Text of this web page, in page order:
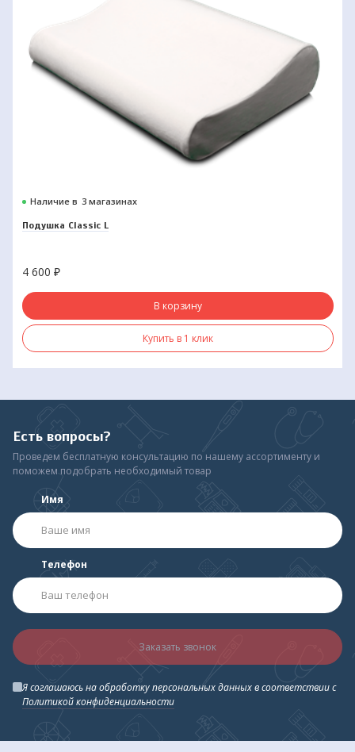
Наличие в 3 магазинах
Подушка Classic L
4 600 ₽
В корзину
Купить в 1 клик
Есть вопросы?
Проведем бесплатную консультацию по нашему ассортименту и
поможем подобрать необходимый товар
Имя
Телефон
Заказать звонок
Я соглашаюсь на обработку персональных данных в соответствии с
Политикой конфиденциальности